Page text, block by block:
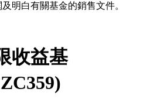
明白有關基金的銷售文件。
收益基
)